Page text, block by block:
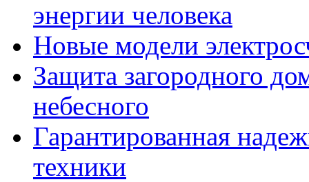
энергии человека
Новые модели
Защита загородного
небесного
Гарантированная
техники